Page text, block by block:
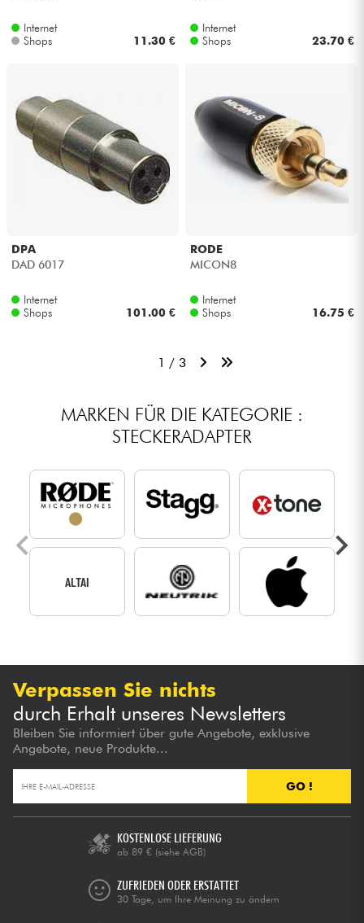
Internet
Shops
11.30 €
Internet
Shops
23.70 €
DPA
DAD 6017
Internet
Shops
101.00 €
RODE
MICON8
Internet
Shops
16.75 €
1 / 3
MARKEN FÜR DIE KATEGORIE :
STECKERADAPTER
ALTAI
Verpassen Sie nichts
durch Erhalt unseres Newsletters
Bleiben Sie informiert über gute Angebote, exklusive
Angebote, neue Produkte...
GO !
KOSTENLOSE LIEFERUNG
ab 89 € (siehe AGB)
ZUFRIEDEN ODER ERSTATTET
30 Tage, um Ihre Meinung zu ändern